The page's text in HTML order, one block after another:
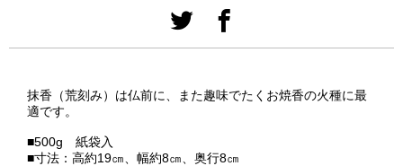
抹香（荒刻み）は仏前に、また趣味でたくお焼香の火種に最
適です。
■500g 紙袋入
■寸法：高約19㎝、幅約8㎝、奥行8㎝